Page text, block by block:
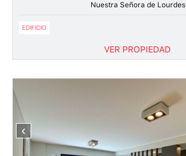
Nuestra Señora de Lourdes
EDIFICIO
VER PROPIEDAD
‹